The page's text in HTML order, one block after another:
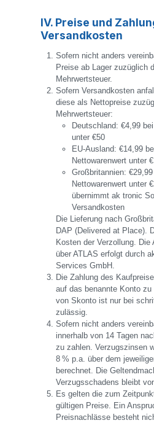
IV. Preise und
Versandkosten
Sofern nicht anders
Preise ab Lager zuzüglich
Mehrwertsteuer.
Sofern Versandkosten
diese als Nettopreise
Mehrwertsteuer:
Deutschland: €4,99
unter €50
EU-Ausland: €14,99
Nettowarenwert unter
Großbritannien:
Nettowarenwert unter
übernimmt ak tronic
Versandkosten
Die Lieferung nach
DAP (Delivered at Place).
Kosten der Verzollung. Die
über ATLAS erfolgt durch
Services GmbH.
Die Zahlung des
auf das benannte Konto
von Skonto ist nur bei
zulässig.
Sofern nicht anders
innerhalb von 14 Tagen
zu zahlen. Verzugszinsen
8 % p.a. über dem
berechnet. Die
Verzugsschadens bleibt
Es gelten die zum
gültigen Preise. Ein
Preisnachlässe besteht